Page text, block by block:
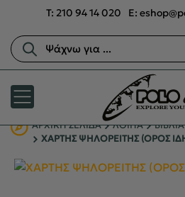
T: 210 94 14 020 E:
Αναζήτηση
προϊόντων
ΑΡΧΙΚΉ ΣΕΛΊΔΑ ΛΟΙΠΑ
ΧΑΡΤΗΣ ΨΗΛΟΡΕΙΤΗΣ (ΟΡΟΣ